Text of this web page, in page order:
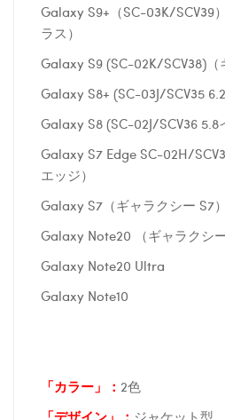
Galaxy S9+（SC-03K/SCV39
ラス）
Galaxy S9 (SC-02K/SCV38)（
Galaxy S8+ (SC-03J/SCV35
Galaxy S8 (SC-02J/SCV36 5.8
Galaxy S7 Edge SC-02H/
エッジ）
Galaxy S7（ギャラクシー S7）
Galaxy Note20 （ギャラクシ
Galaxy Note20 Ultra
Galaxy Note10
「カラー」： 2色